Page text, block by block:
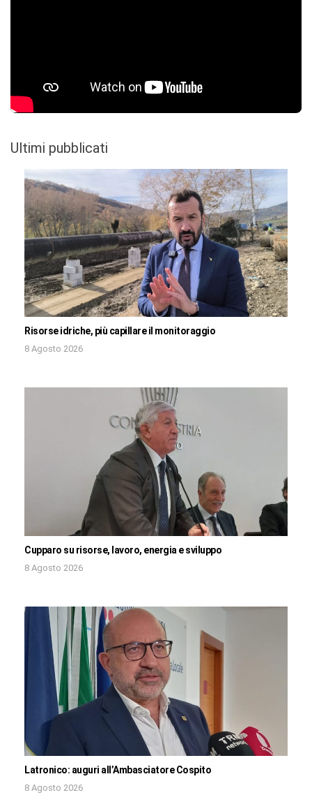
Ultimi pubblicati
Risorse idriche, più capillare il monitoraggio
8 Agosto 2026
Cupparo su risorse, lavoro, energia e sviluppo
8 Agosto 2026
Latronico: auguri all’Ambasciatore Cospito
8 Agosto 2026